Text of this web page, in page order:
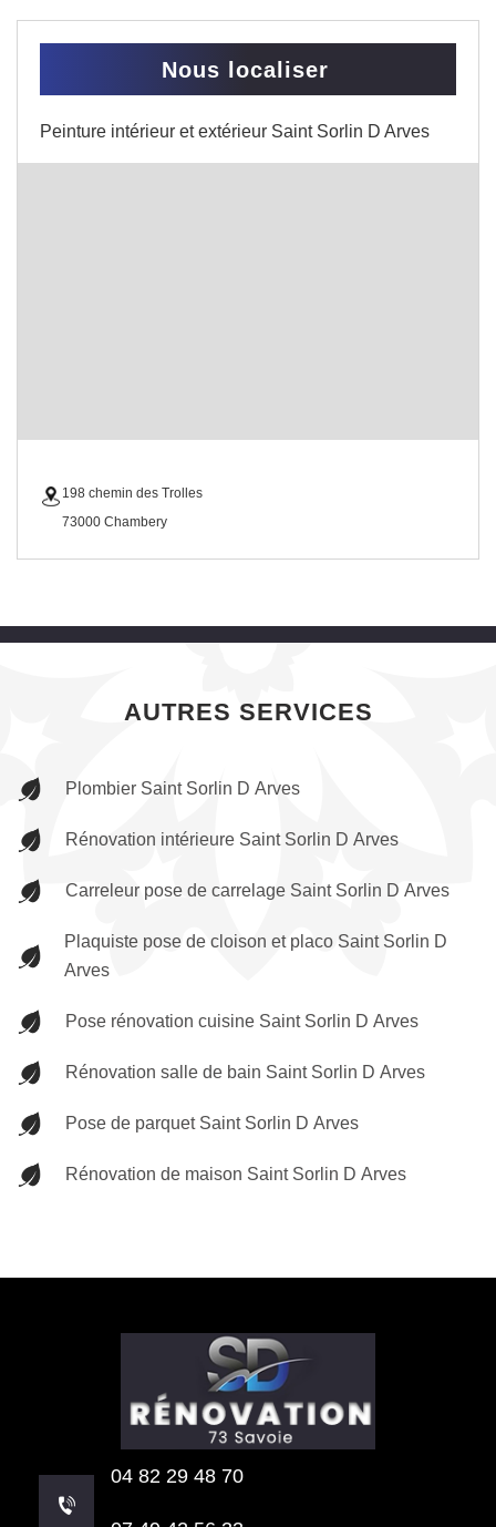
Nous localiser
Peinture intérieur et extérieur Saint Sorlin D Arves
198 chemin des Trolles
73000 Chambery
AUTRES SERVICES
Plombier Saint Sorlin D Arves
Rénovation intérieure Saint Sorlin D Arves
Carreleur pose de carrelage Saint Sorlin D Arves
Plaquiste pose de cloison et placo Saint Sorlin D
Arves
Pose rénovation cuisine Saint Sorlin D Arves
Rénovation salle de bain Saint Sorlin D Arves
Pose de parquet Saint Sorlin D Arves
Rénovation de maison Saint Sorlin D Arves
04 82 29 48 70